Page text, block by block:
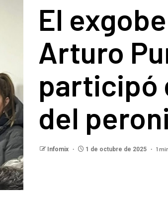
El
Arturo
participó
del
Infomix 1 de octubre de 2025 1